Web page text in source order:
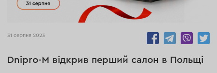
31 серпня 2023
Dnipro-M відкрив перший салон в Польщі